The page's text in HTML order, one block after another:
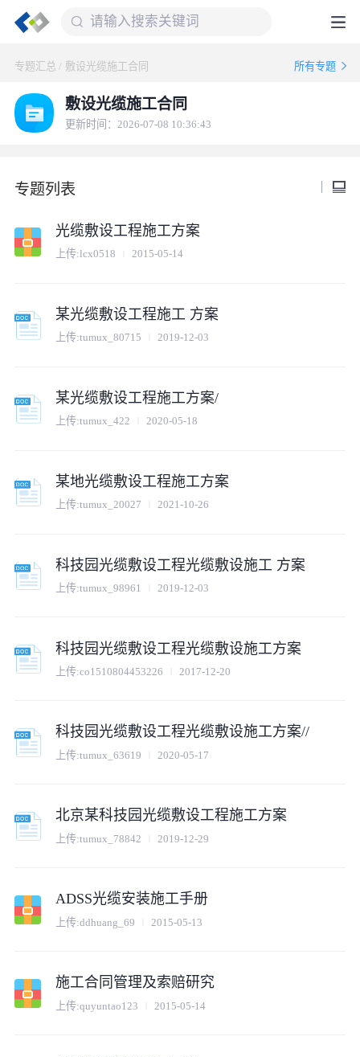
专题汇总 / 敷设光缆施工合同 所有专题
敷设光缆施工合同
更新时间：2026-07-08 10:36:43
专题列表
光缆敷设工程施工方案
上传:lcx0518 2015-05-14
某光缆敷设工程施工 方案
上传:tumux_80715 2019-12-03
某光缆敷设工程施工方案/
上传:tumux_422 2020-05-18
某地光缆敷设工程施工方案
上传:tumux_20027 2021-10-26
科技园光缆敷设工程光缆敷设施工 方案
上传:tumux_98961 2019-12-03
科技园光缆敷设工程光缆敷设施工方案
上传:co1510804453226 2017-12-20
科技园光缆敷设工程光缆敷设施工方案//
上传:tumux_63619 2020-05-17
北京某科技园光缆敷设工程施工方案
上传:tumux_78842 2019-12-29
ADSS光缆安装施工手册
上传:ddhuang_69 2015-05-13
施工合同管理及索赔研究
上传:quyuntao123 2015-05-14